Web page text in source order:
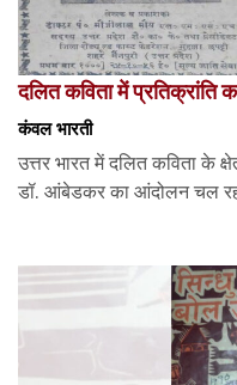
दलित कविता में प्रतिक्रांति
कंवल भारती
उत्तर भारत में दलित कविता के
डॉ. आंबेडकर का आंदोलन चल